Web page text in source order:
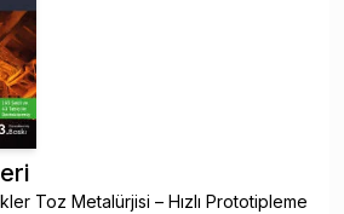
Toz Metalürjisi – Hızlı Prototipleme